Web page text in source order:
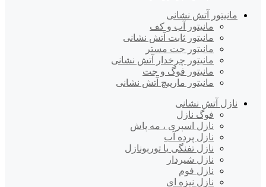
مانیتور آتش نشانی
مانیتور آب و کف
مانیتور ثابت آتش نشانی
مانیتور جت مستر
مانیتور چرخدار آتش نشانی
مانیتور فوگ و جت
مانیتور مارپیچ آتش نشانی
نازل آتش نشانی
فوگ نازل
نازل اسپری ، مه پاش
نازل پرده آب
نازل تفنگی یا توربونازل
نازل شیردار
نازل فوم
نازل نیزه ای